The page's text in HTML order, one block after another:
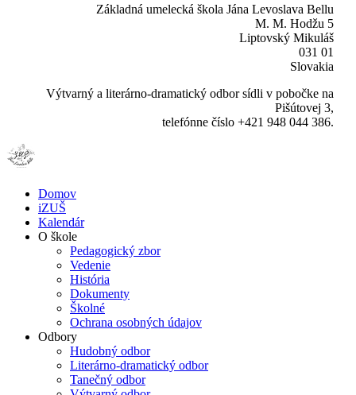
Základná umelecká škola Jána Levoslava Bellu
M. M. Hodžu 5
Liptovský Mikuláš
031 01
Slovakia
Výtvarný a literárno-dramatický odbor sídli v pobočke na
Pišútovej 3,
telefónne číslo +421 948 044 386.
Domov
iZUŠ
Kalendár
O škole
Pedagogický zbor
Vedenie
História
Dokumenty
Školné
Ochrana osobných údajov
Odbory
Hudobný odbor
Literárno-dramatický odbor
Tanečný odbor